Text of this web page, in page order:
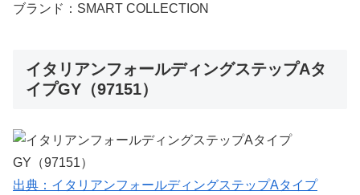
ブランド：SMART COLLECTION
イタリアンフォールディングステップAタ
イプGY（97151）
出典：イタリアンフォールディングステップAタイプ